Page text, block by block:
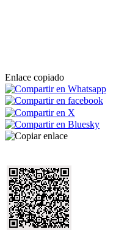
Enlace copiado